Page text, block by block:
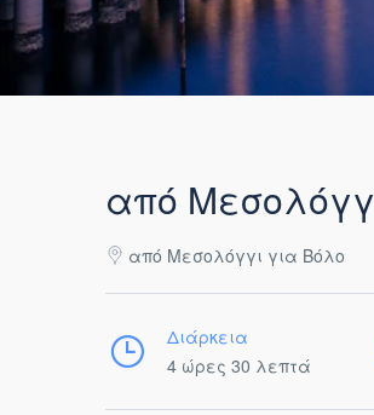
από
από Μεσολόγγι για Βόλο
Διάρκεια
4 ώρες 30 λεπτά